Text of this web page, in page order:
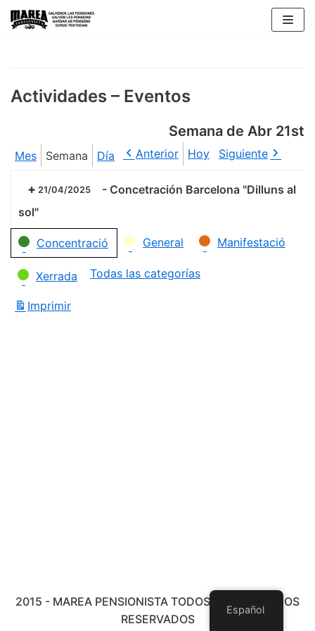
Saltar
Actividades – Eventos
Semana de Abr 21st
Mes Semana Día Anterior Hoy Siguiente
21/04/2025 - Concetración Barcelona "Dilluns al
sol"
Categorías
Concentració General Manifestació
Xerrada Todas las categorías
Imprimir
2015 - MAREA PENSIONISTA TODOS LOS DERECHOS
RESERVADOS
Español